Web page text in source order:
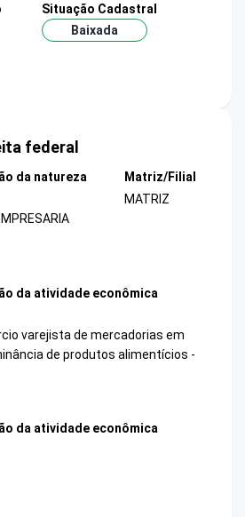
Situação Cadastral
Baixada
federal
da natureza
Matriz/Filial
MATRIZ
da atividade econômica
varejista de mercadorias em
de produtos alimentícios -
da atividade econômica